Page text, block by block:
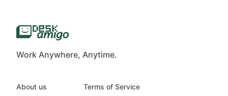
Work Anywhere, Anytime.
About us
Terms of Service